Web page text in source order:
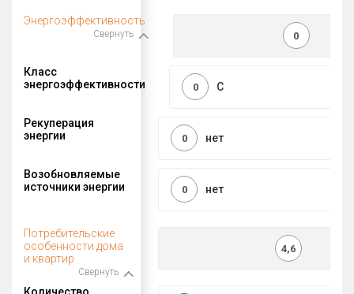
Энергоэффективность
Свернуть 0
Класс
энергоэффективности
C
0
Рекуперация
энергии
нет
0
Возобновляемые
источники энергии
нет
0
Потребительские
особенности дома
и квартир
Свернуть
4,6
Количество